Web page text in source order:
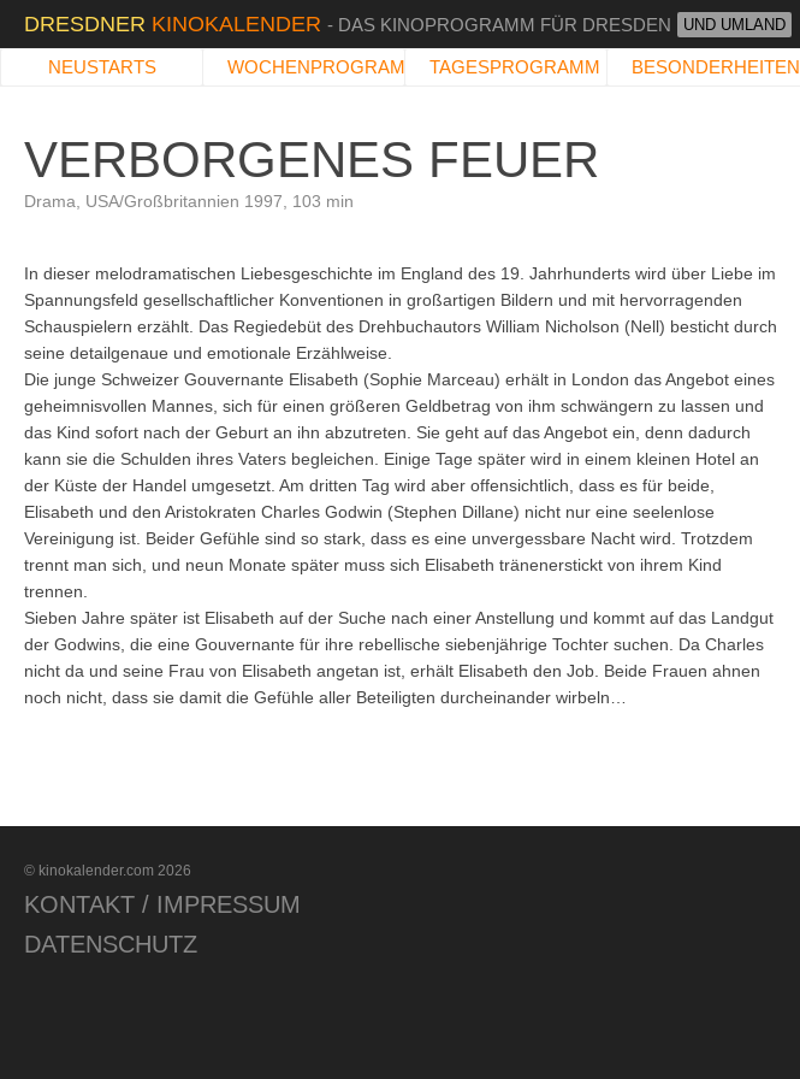
DRESDNER KINOKALENDER - DAS KINOPROGRAMM FÜR DRESDEN UND UMLAND
NEUSTARTS WOCHENPROGRAMM TAGESPROGRAMM BESONDERHEITEN
VERBORGENES FEUER
Drama, USA/Großbritannien 1997, 103 min
In dieser melodramatischen Liebesgeschichte im England des 19. Jahrhunderts wird über Liebe im
Spannungsfeld gesellschaftlicher Konventionen in großartigen Bildern und mit hervorragenden
Schauspielern erzählt. Das Regiedebüt des Drehbuchautors William Nicholson (Nell) besticht durch
seine detailgenaue und emotionale Erzählweise.
Die junge Schweizer Gouvernante Elisabeth (Sophie Marceau) erhält in London das Angebot eines
geheimnisvollen Mannes, sich für einen größeren Geldbetrag von ihm schwängern zu lassen und
das Kind sofort nach der Geburt an ihn abzutreten. Sie geht auf das Angebot ein, denn dadurch
kann sie die Schulden ihres Vaters begleichen. Einige Tage später wird in einem kleinen Hotel an
der Küste der Handel umgesetzt. Am dritten Tag wird aber offensichtlich, dass es für beide,
Elisabeth und den Aristokraten Charles Godwin (Stephen Dillane) nicht nur eine seelenlose
Vereinigung ist. Beider Gefühle sind so stark, dass es eine unvergessbare Nacht wird. Trotzdem
trennt man sich, und neun Monate später muss sich Elisabeth tränenerstickt von ihrem Kind
trennen.
Sieben Jahre später ist Elisabeth auf der Suche nach einer Anstellung und kommt auf das Landgut
der Godwins, die eine Gouvernante für ihre rebellische siebenjährige Tochter suchen. Da Charles
nicht da und seine Frau von Elisabeth angetan ist, erhält Elisabeth den Job. Beide Frauen ahnen
noch nicht, dass sie damit die Gefühle aller Beteiligten durcheinander wirbeln…
© kinokalender.com 2026
KONTAKT / IMPRESSUM
DATENSCHUTZ